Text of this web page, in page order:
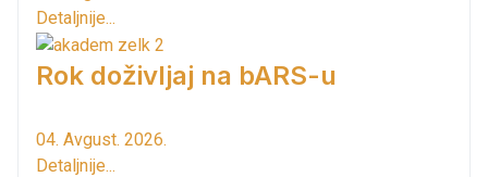
Detaljnije...
Rok doživljaj na bARS-u
04. Avgust. 2026.
Detaljnije...